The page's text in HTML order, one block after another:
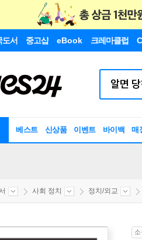
도서 중고샵 eBook 크레마클럽
베스트 신상품 이벤트 바이백 매
사회 정치 정치/외교